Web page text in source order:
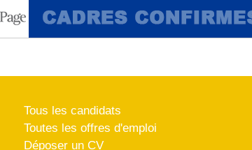
Tous les candidats
Toutes les offres d'emploi
Déposer un CV